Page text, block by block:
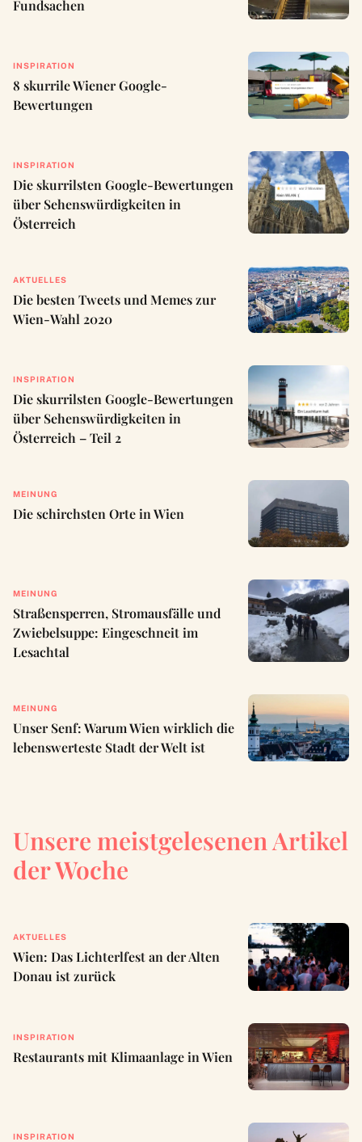
Fundsachen
INSPIRATION
8 skurrile Wiener Google-
Bewertungen
INSPIRATION
Die skurrilsten Google-Bewertungen
über Sehenswürdigkeiten in
Österreich
AKTUELLES
Die besten Tweets und Memes zur
Wien-Wahl 2020
INSPIRATION
Die skurrilsten Google-Bewertungen
über Sehenswürdigkeiten in
Österreich – Teil 2
MEINUNG
Die schirchsten Orte in Wien
MEINUNG
Straßensperren, Stromausfälle und
Zwiebelsuppe: Eingeschneit im
Lesachtal
MEINUNG
Unser Senf: Warum Wien wirklich die
lebenswerteste Stadt der Welt ist
Unsere meistgelesenen Artikel
der Woche
AKTUELLES
Wien: Das Lichterlfest an der Alten
Donau ist zurück
INSPIRATION
Restaurants mit Klimaanlage in Wien
INSPIRATION